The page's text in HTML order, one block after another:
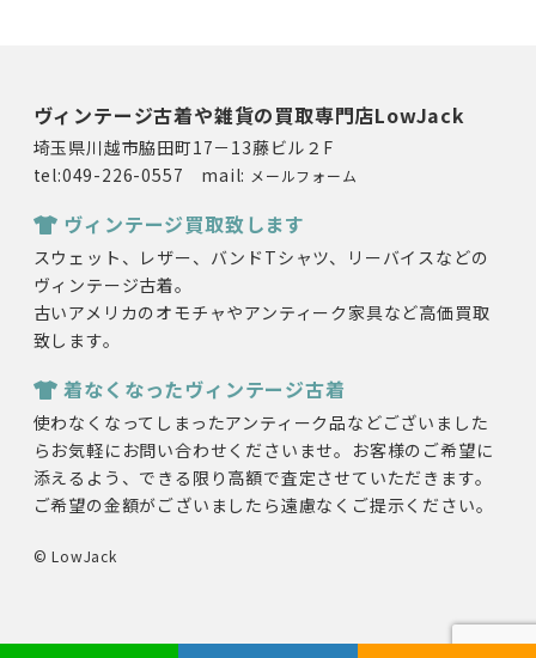
ヴィンテージ古着や雑貨の買取専門店LowJack
埼玉県川越市脇田町17－13藤ビル２F
tel:049-226-0557 mail: メールフォーム
ヴィンテージ買取致します
スウェット、レザー、バンドTシャツ、リーバイスなどの
ヴィンテージ古着。
古いアメリカのオモチャやアンティーク家具など高価買取
致します。
着なくなったヴィンテージ古着
使わなくなってしまったアンティーク品などございました
らお気軽にお問い合わせくださいませ。お客様のご希望に
添えるよう、できる限り高額で査定させていただきます。
ご希望の金額がございましたら遠慮なくご提示ください。
© LowJack